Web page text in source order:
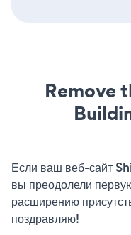
Remove
Если ваш веб-сайт
вы преодолели
расширению
поздравляю!